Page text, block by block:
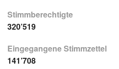
Stimmberechtigte
320’519
Eingegangene Stimmzettel
141’708